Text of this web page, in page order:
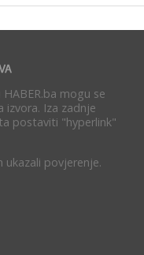
mogu se
izvora. Iza zadnje
postaviti "hyperlink"
ukazali povjerenje.